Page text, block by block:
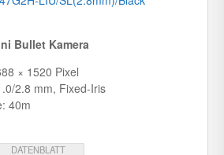
Bullet Kamera
× 1520 Pixel
2.8 mm, Fixed-Iris
40m
DATENBLATT